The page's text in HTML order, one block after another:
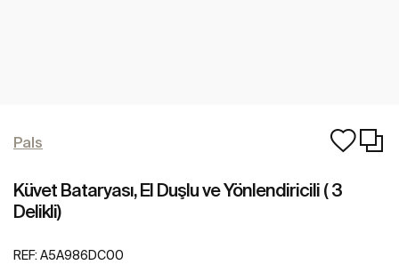
Pals
Küvet Bataryası, El Duşlu ve Yönlendiricili ( 3
Delikli)
REF: A5A986DC00